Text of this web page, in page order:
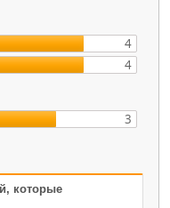
4
4
3
которые